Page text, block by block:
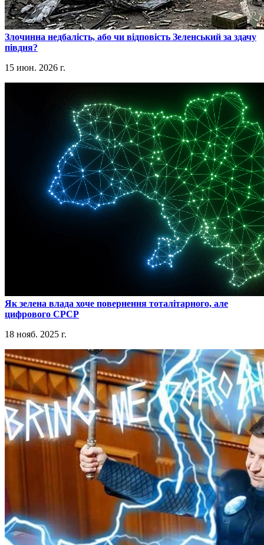
​Злочинна недбалість, або чи відповість Зеленський за здачу
півдня?
15 июн. 2026 г.
​Як зелена влада хоче повернення тоталітарного, але
цифрового СРСР
18 нояб. 2025 г.